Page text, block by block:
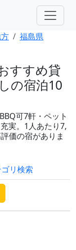
福島県
すすめ貸
の宿泊10
可7軒・ペット
実。1人あたり7,
価の宿がありま
リ検索